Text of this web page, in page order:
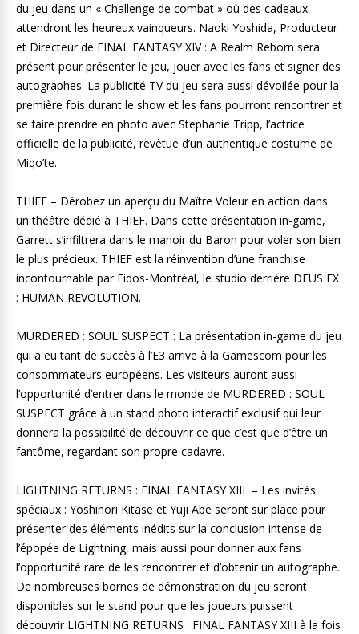
du jeu dans un « Challenge de combat » où des cadeaux
attendront les heureux vainqueurs. Naoki Yoshida, Producteur
et Directeur de FINAL FANTASY XIV : A Realm Reborn sera
présent pour présenter le jeu, jouer avec les fans et signer des
autographes. La publicité TV du jeu sera aussi dévoilée pour la
première fois durant le show et les fans pourront rencontrer et
se faire prendre en photo avec Stephanie Tripp, l’actrice
officielle de la publicité, revêtue d’un authentique costume de
Miqo’te.
THIEF – Dérobez un aperçu du Maître Voleur en action dans
un théâtre dédié à THIEF. Dans cette présentation in-game,
Garrett s’infiltrera dans le manoir du Baron pour voler son bien
le plus précieux. THIEF est la réinvention d’une franchise
incontournable par Eidos-Montréal, le studio derrière DEUS EX
: HUMAN REVOLUTION.
MURDERED : SOUL SUSPECT : La présentation in-game du jeu
qui a eu tant de succès à l’E3 arrive à la Gamescom pour les
consommateurs européens. Les visiteurs auront aussi
l’opportunité d’entrer dans le monde de MURDERED : SOUL
SUSPECT grâce à un stand photo interactif exclusif qui leur
donnera la possibilité de découvrir ce que c’est que d’être un
fantôme, regardant son propre cadavre.
LIGHTNING RETURNS : FINAL FANTASY XIII – Les invités
spéciaux : Yoshinori Kitase et Yuji Abe seront sur place pour
présenter des éléments inédits sur la conclusion intense de
l’épopée de Lightning, mais aussi pour donner aux fans
l’opportunité rare de les rencontrer et d’obtenir un autographe.
De nombreuses bornes de démonstration du jeu seront
disponibles sur le stand pour que les joueurs puissent
découvrir LIGHTNING RETURNS : FINAL FANTASY XIII à la fois